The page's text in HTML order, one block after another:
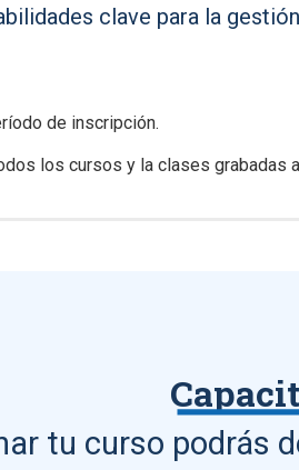
clave para la
de inscripción.
los cursos y la clases grabadas
tu curso podrás